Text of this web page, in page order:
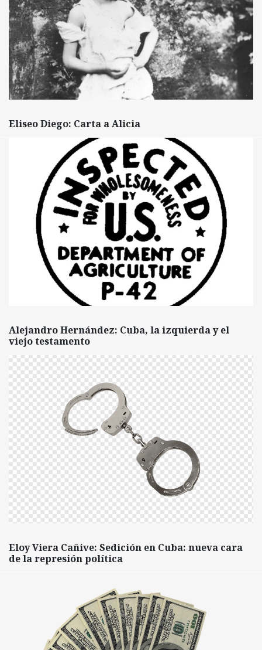
Eliseo Diego: Carta a Alicia
Alejandro Hernández: Cuba, la izquierda y el
viejo testamento
Eloy Viera Cañive: Sedición en Cuba: nueva cara
de la represión política